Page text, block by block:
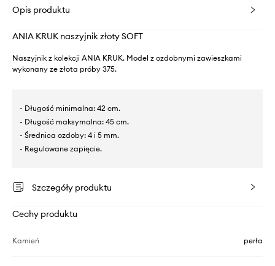
Opis produktu
ANIA KRUK naszyjnik złoty SOFT
Naszyjnik z kolekcji ANIA KRUK. Model z ozdobnymi zawieszkami
wykonany ze złota próby 375.
- Długość minimalna: 42 cm.
- Długość maksymalna: 45 cm.
- Średnica ozdoby: 4 i 5 mm.
- Regulowane zapięcie.
Szczegóły produktu
Cechy produktu
Kamień perła